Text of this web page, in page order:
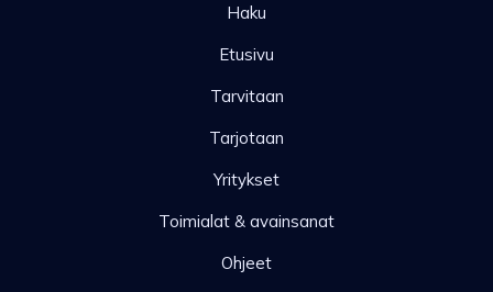
Haku
Etusivu
Tarvitaan
Tarjotaan
Yritykset
Toimialat & avainsanat
Ohjeet